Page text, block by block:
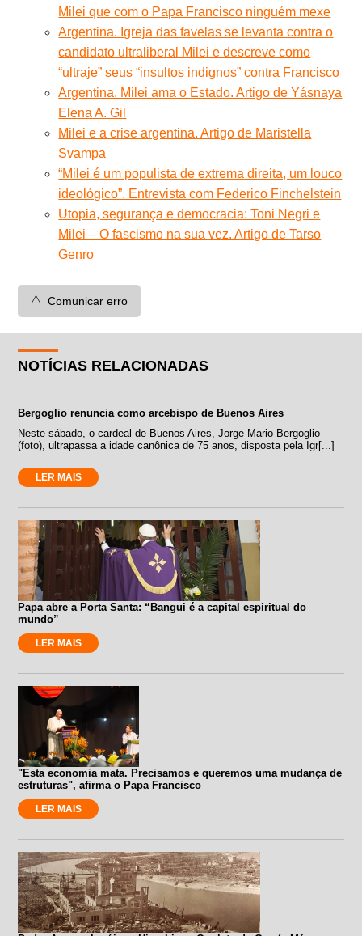
Milei que com o Papa Francisco ninguém mexe
Argentina. Igreja das favelas se levanta contra o
candidato ultraliberal Milei e descreve como
“ultraje” seus “insultos indignos” contra Francisco
Argentina. Milei ama o Estado. Artigo de Yásnaya
Elena A. Gil
Milei e a crise argentina. Artigo de Maristella
Svampa
“Milei é um populista de extrema direita, um louco
ideológico”. Entrevista com Federico Finchelstein
Utopia, segurança e democracia: Toni Negri e
Milei – O fascismo na sua vez. Artigo de Tarso
Genro
⚠️ Comunicar erro
NOTÍCIAS RELACIONADAS
Bergoglio renuncia como arcebispo de Buenos Aires
Neste sábado, o cardeal de Buenos Aires, Jorge Mario Bergoglio
(foto), ultrapassa a idade canônica de 75 anos, disposta pela Igr[...]
LER MAIS
Papa abre a Porta Santa: “Bangui é a capital espiritual do
mundo”
LER MAIS
"Esta economia mata. Precisamos e queremos uma mudança de
estruturas", afirma o Papa Francisco
LER MAIS